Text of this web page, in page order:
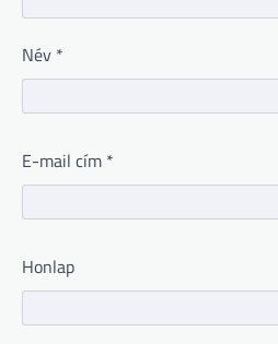
Név *
E-mail cím *
Honlap